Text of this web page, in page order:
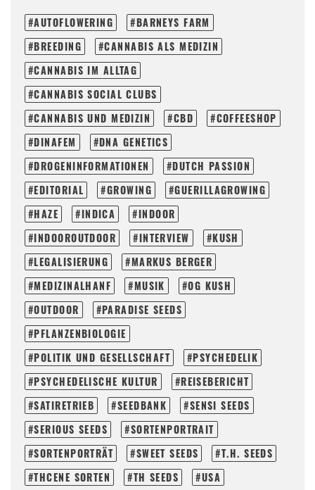
AUTOFLOWERING
BARNEYS FARM
BREEDING
CANNABIS ALS MEDIZIN
CANNABIS IM ALLTAG
CANNABIS SOCIAL CLUBS
CANNABIS UND MEDIZIN
CBD
COFFEESHOP
DINAFEM
DNA GENETICS
DROGENINFORMATIONEN
DUTCH PASSION
EDITORIAL
GROWING
GUERILLAGROWING
HAZE
INDICA
INDOOR
INDOOROUTDOOR
INTERVIEW
KUSH
LEGALISIERUNG
MARKUS BERGER
MEDIZINALHANF
MUSIK
OG KUSH
OUTDOOR
PARADISE SEEDS
PFLANZENBIOLOGIE
POLITIK UND GESELLSCHAFT
PSYCHEDELIK
PSYCHEDELISCHE KULTUR
REISEBERICHT
SATIRETRIEB
SEEDBANK
SENSI SEEDS
SERIOUS SEEDS
SORTENPORTRAIT
SORTENPORTRÄT
SWEET SEEDS
T.H. SEEDS
THCENE SORTEN
TH SEEDS USA